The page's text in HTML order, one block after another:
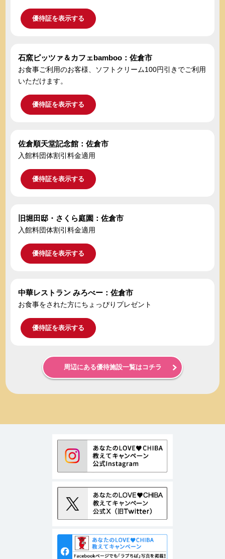
優待証を表示する
石窯ピッツァ＆カフェbamboo：佐倉市
お食事ご利用のお客様、ソフトクリーム100円引きでご利用
いただけます。
優待証を表示する
佐倉順天堂記念館：佐倉市
入館料団体割引料金適用
優待証を表示する
旧堀田邸・さくら庭園：佐倉市
入館料団体割引料金適用
優待証を表示する
中華レストラン みろべー：佐倉市
お食事をされた方にちょっぴりプレゼント
優待証を表示する
周辺にある優待施設一覧はコチラ